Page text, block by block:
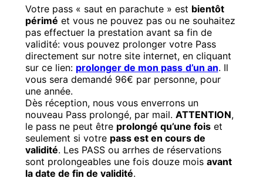
Votre pass « saut en parachute » est bientôt
périmé et vous ne pouvez pas ou ne souhaitez
pas effectuer la prestation avant sa fin de
validité: vous pouvez prolonger votre Pass
directement sur notre site internet, en cliquant
sur ce lien: prolonger de mon pass d’un an. Il
vous sera demandé 96€ par personne, pour
une année.
Dès réception, nous vous enverrons un
nouveau Pass prolongé, par mail. ATTENTION,
le pass ne peut être prolongé qu’une foiset
seulement si votre pass est en cours de
validité. Les PASS ou arrhes de réservations
sont prolongeables une fois douze mois avant
la date de fin de validité.